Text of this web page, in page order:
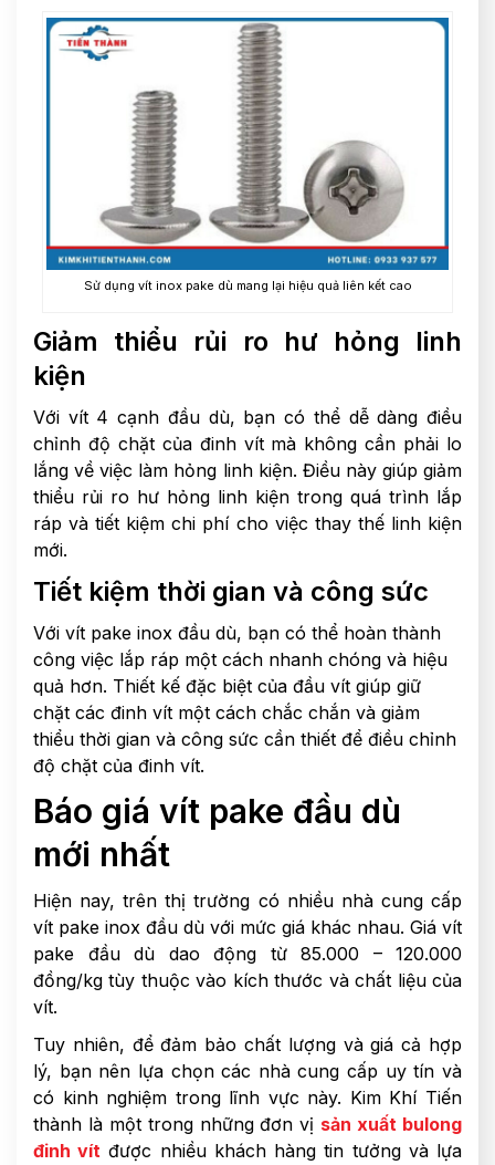
Sử dụng vít inox pake dù mang lại hiệu quả liên kết cao
Giảm thiểu rủi ro hư hỏng linh
kiện
Với vít 4 cạnh đầu dù, bạn có thể dễ dàng điều
chỉnh độ chặt của đinh vít mà không cần phải lo
lắng về việc làm hỏng linh kiện. Điều này giúp giảm
thiểu rủi ro hư hỏng linh kiện trong quá trình lắp
ráp và tiết kiệm chi phí cho việc thay thế linh kiện
mới.
Tiết kiệm thời gian và công sức
Với vít pake inox đầu dù, bạn có thể hoàn thành
công việc lắp ráp một cách nhanh chóng và hiệu
quả hơn. Thiết kế đặc biệt của đầu vít giúp giữ
chặt các đinh vít một cách chắc chắn và giảm
thiểu thời gian và công sức cần thiết để điều chỉnh
độ chặt của đinh vít.
Báo giá vít pake đầu dù
mới nhất
Hiện nay, trên thị trường có nhiều nhà cung cấp
vít pake inox đầu dù với mức giá khác nhau. Giá vít
pake đầu dù dao động từ 85.000 – 120.000
đồng/kg tùy thuộc vào kích thước và chất liệu của
vít.
Tuy nhiên, để đảm bảo chất lượng và giá cả hợp
lý, bạn nên lựa chọn các nhà cung cấp uy tín và
có kinh nghiệm trong lĩnh vực này. Kim Khí Tiến
thành là một trong những đơn vị sản xuất bulong
đinh vít được nhiều khách hàng tin tưởng và lựa